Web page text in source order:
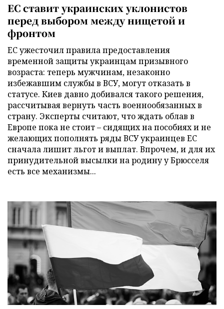
ЕС ставит украинских уклонистов
перед выбором между нищетой и
фронтом
ЕС ужесточил правила предоставления
временной защиты украинцам призывного
возраста: теперь мужчинам, незаконно
избежавшим службы в ВСУ, могут отказать в
статусе. Киев давно добивался такого решения,
рассчитывая вернуть часть военнообязанных в
страну. Эксперты считают, что ждать облав в
Европе пока не стоит – сидящих на пособиях и не
желающих пополнять ряды ВСУ украинцев ЕС
сначала лишит льгот и выплат. Впрочем, и для их
принудительной высылки на родину у Брюсселя
есть все механизмы...